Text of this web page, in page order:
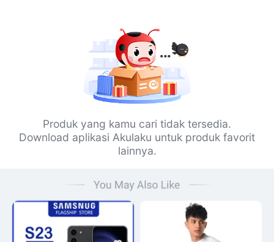
Produk yang kamu cari tidak tersedia.
Download aplikasi Akulaku untuk produk favorit
lainnya.